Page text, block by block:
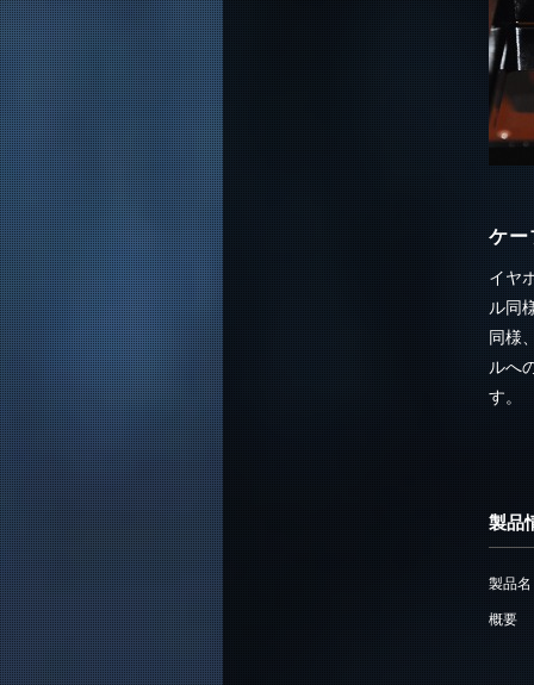
ケー
イヤ
ル同
同様
ルへ
す。
製品
製品名
概要